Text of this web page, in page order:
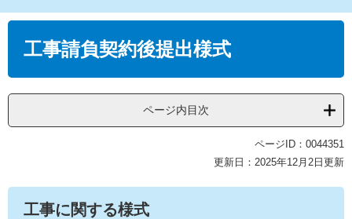
く
工事請負契約後提出様式
ページ内目次
ページID：0044351
更新日：2025年12月2日更新
工事に関する様式